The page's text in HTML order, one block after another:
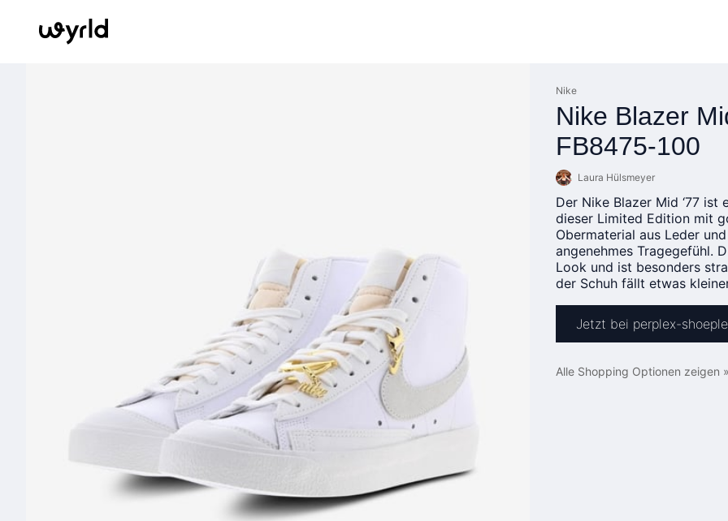
Nike
Nike Blazer
FB8475-100
Laura Hülsmeyer
Der Nike Blazer Mid ‘77
dieser Limited Edition mit
Obermaterial aus Leder
angenehmes Tragegefühl.
Look und ist besonders
der Schuh fällt etwas
Jetzt bei perplex-
Alle Shopping Optionen zeigen